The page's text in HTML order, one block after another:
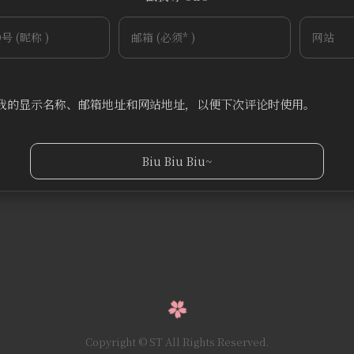
显示名称、邮箱地址和网站地址，以便下次评论时使用。
Copyright © ST All Rights Reserved.